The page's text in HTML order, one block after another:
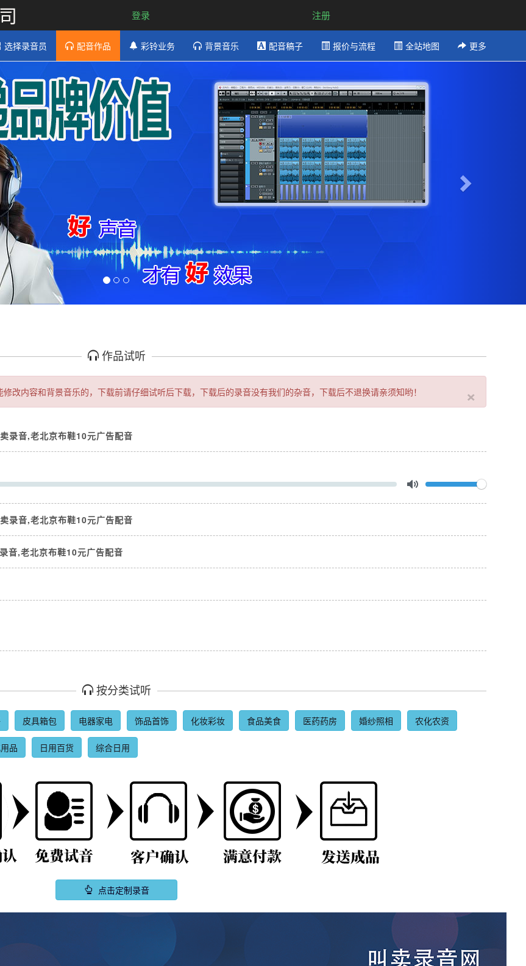
登录 注册
选择录音员 配音作品 彩铃业务 背景音乐 配音稿子 报价与流程 全站地图 更多
作品试听
×
改内容和背景音乐的，下载前请仔细试听后下载，下载后的录音没有我们的杂音，下载后不退换请亲须知哟！
录音,老北京布鞋10元广告配音
Seek
Mute
Volume
录音,老北京布鞋10元广告配音
音,老北京布鞋10元广告配音
按分类试听
皮具箱包 电器家电 饰品首饰 化妆彩妆 食品美食 医药药房 婚纱照相 农化农资
品 日用百货 综合日用
点击定制录音